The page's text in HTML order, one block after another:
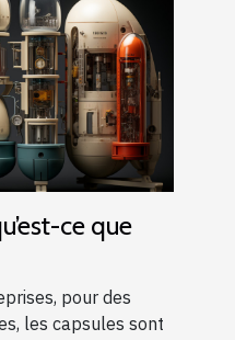
ce que
pour des
les capsules sont